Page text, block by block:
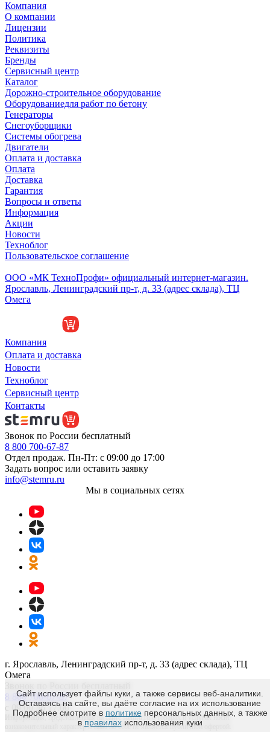
Компания
О компании
Лицензии
Политика
Реквизиты
Бренды
Сервисный центр
Каталог
Дорожно-строительное оборудование
Оборудованиедля работ по бетону
Генераторы
Снегоуборщики
Системы обогрева
Двигатели
Оплата и доставка
Оплата
Доставка
Гарантия
Вопросы и ответы
Информация
Акции
Новости
Техноблог
Пользовательское соглашение
ООО «МК ТехноПрофи» официальный интернет-магазин.
Ярославль, Ленинградский пр-т, д. 33 (адрес склада), ТЦ
Омега
Компания
Оплата и доставка
Новости
Техноблог
Сервисный центр
Контакты
Звонок по России бесплатный
8 800 700-67-87
Отдел продаж. Пн-Пт: с 09:00 до 17:00
Задать вопрос или оставить заявку
info@stemru.ru
Мы в социальных сетях
г. Ярославль, Ленинградский пр-т, д. 33 (адрес склада), ТЦ
Омега
8 800 700-67-87
с 09:00 до 17:00
Информация, представленная на сайте stemru.ru о товарах и услугах носит
ознакомительный характер и сама по себе не является публичной офертой.
Сайт использует файлы куки, а также сервисы веб-аналитики.
Оставаясь на сайте, вы даёте согласие на их использование
Подробнее смотрите в политикеперсональных данных, а также
в правилахиспользования куки